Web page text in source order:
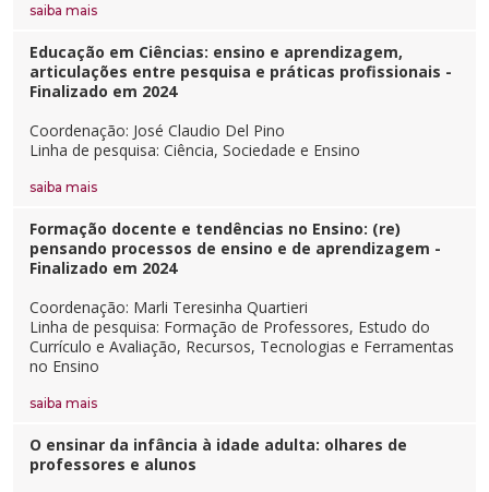
Cursos de Idiomas
Residências Médicas
Diplomados
Trabalhe Conosco
Univates & Você - Comunidade
Orquestra Gustavo Adolfo Univates
Escolas
saiba mais
Educação em Ciências: ensino e aprendizagem,
articulações entre pesquisa e práticas profissionais -
Finalizado em 2024
Coordenação: José Claudio Del Pino
Linha de pesquisa: Ciência, Sociedade e Ensino
saiba mais
Formação docente e tendências no Ensino: (re)
pensando processos de ensino e de aprendizagem -
Finalizado em 2024
Coordenação: Marli Teresinha Quartieri
Linha de pesquisa: Formação de Professores, Estudo do
Currículo e Avaliação, Recursos, Tecnologias e Ferramentas
no Ensino
saiba mais
O ensinar da infância à idade adulta: olhares de
professores e alunos